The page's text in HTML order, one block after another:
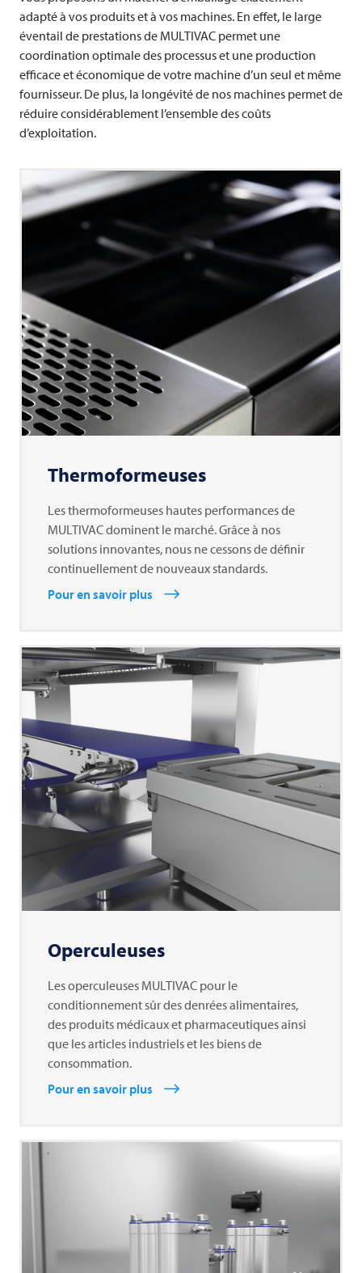
adapté à vos produits et à vos machines. En effet, le large
éventail de prestations de MULTIVAC permet une
coordination optimale des processus et une production
efficace et économique de votre machine d’un seul et même
fournisseur. De plus, la longévité de nos machines permet de
réduire considérablement l’ensemble des coûts
d’exploitation.
Thermoformeuses
Les thermoformeuses hautes performances de
MULTIVAC dominent le marché. Grâce à nos
solutions innovantes, nous ne cessons de définir
continuellement de nouveaux standards.
Pour en savoir plus
Operculeuses
Les operculeuses MULTIVAC pour le
conditionnement sûr des denrées alimentaires,
des produits médicaux et pharmaceutiques ainsi
que les articles industriels et les biens de
consommation.
Pour en savoir plus